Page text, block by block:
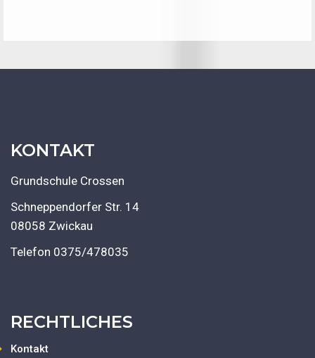
KONTAKT
Grundschule Crossen
Schneppendorfer Str. 14
08058 Zwickau
Telefon 0375/478035
RECHTLICHES
Kontakt